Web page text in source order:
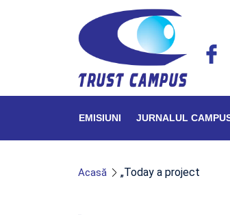
EMISIUNI JURNALUL
Acasă „Today a project